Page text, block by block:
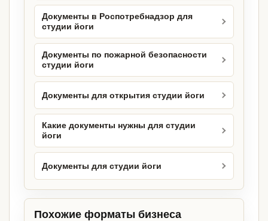
Документы в Роспотребнадзор для
студии йоги
Документы по пожарной безопасности
студии йоги
Документы для открытия студии йоги
Какие документы нужны для студии
йоги
Документы для студии йоги
Похожие форматы бизнеса